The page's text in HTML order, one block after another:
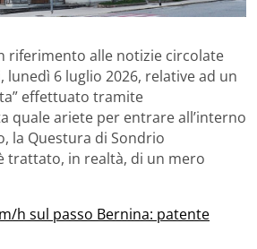
riferimento alle notizie circolate
lunedì 6 luglio 2026, relative ad un
effettuato tramite
quale ariete per entrare all’interno
la Questura di Sondrio
trattato, in realtà, di un mero
h sul passo Bernina: patente